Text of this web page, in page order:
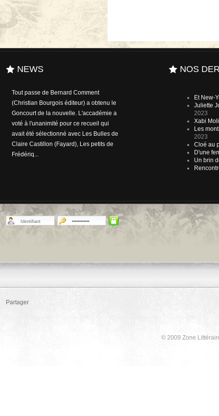
NEWS
A l'heure où le débat sur le numérique
envahit et affole le milieu de l'édition, le
bibiophile - entre autres - Karl Lagerfeld
(il dit détenir plus de 300.000 ouvrages
dans sa bibliothèque personnelle) a
trouvé la remède pour réconforter t...
NOS
Et New-
Juliette
2023
Xabi
Les
2023
Cloé au
D'une
Un brin
Partager
© 2009 Zone